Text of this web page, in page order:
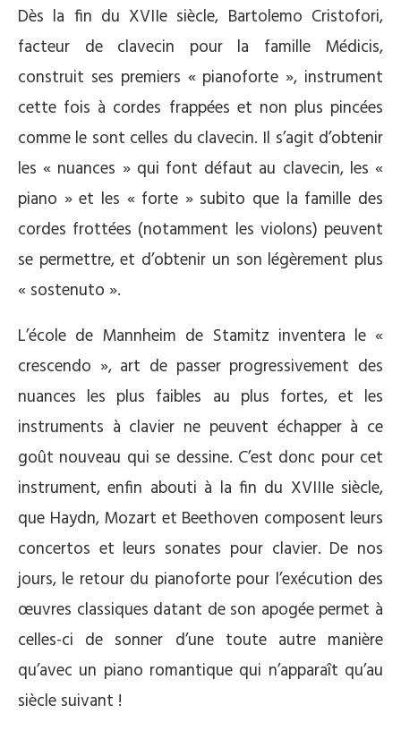
Dès la fin du XVIIe siècle, Bartolemo Cristofori,
facteur de clavecin pour la famille Médicis,
construit ses premiers « pianoforte », instrument
cette fois à cordes frappées et non plus pincées
comme le sont celles du clavecin. Il s’agit d’obtenir
les « nuances » qui font défaut au clavecin, les «
piano » et les « forte » subito que la famille des
cordes frottées (notamment les violons) peuvent
se permettre, et d’obtenir un son légèrement plus
« sostenuto ».
L’école de Mannheim de Stamitz inventera le «
crescendo », art de passer progressivement des
nuances les plus faibles au plus fortes, et les
instruments à clavier ne peuvent échapper à ce
goût nouveau qui se dessine. C’est donc pour cet
instrument, enfin abouti à la fin du XVIIIe siècle,
que Haydn, Mozart et Beethoven composent leurs
concertos et leurs sonates pour clavier. De nos
jours, le retour du pianoforte pour l’exécution des
œuvres classiques datant de son apogée permet à
celles-ci de sonner d’une toute autre manière
qu’avec un piano romantique qui n’apparaît qu’au
siècle suivant !